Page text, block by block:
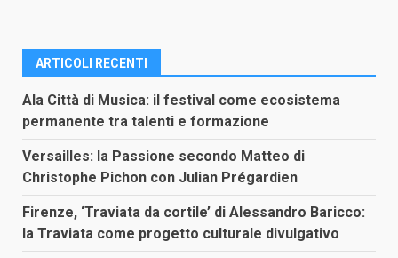
ARTICOLI RECENTI
Ala Città di Musica: il festival come ecosistema
permanente tra talenti e formazione
Versailles: la Passione secondo Matteo di
Christophe Pichon con Julian Prégardien
Firenze, ‘Traviata da cortile’ di Alessandro Baricco:
la Traviata come progetto culturale divulgativo